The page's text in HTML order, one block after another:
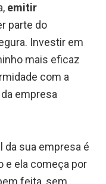
emitir
parte do
Investir em
mais eficaz
com a
empresa
da sua empresa é
e ela começa por
feita, sem